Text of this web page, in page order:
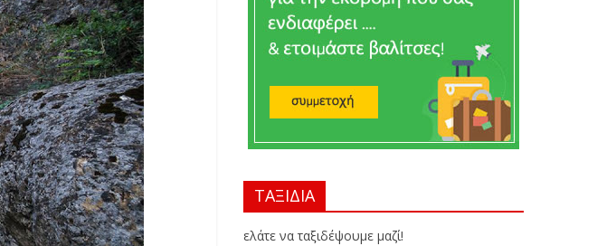
ΤΑΞΙΔΙΑ
ελάτε να ταξιδέψουμε μαζί!